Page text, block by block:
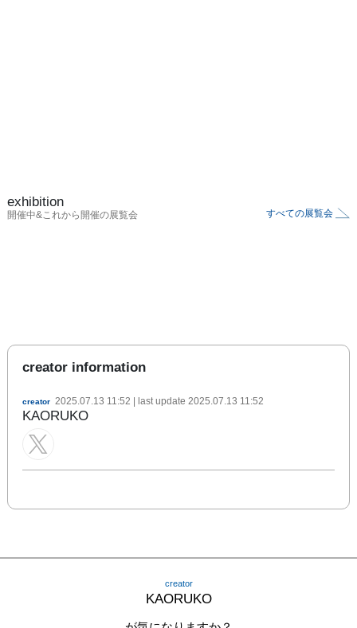
exhibition
開催中&これから開催の展覧会 すべての展覧会
creator information
creator 2025.07.13 11:52 | last update 2025.07.13 11:52
KAORUKO
creator
KAORUKO